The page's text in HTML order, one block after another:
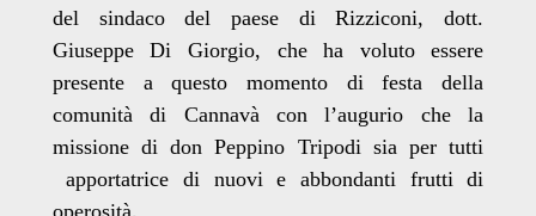
del sindaco del paese di Rizziconi, dott.
Giuseppe Di Giorgio, che ha voluto essere
presente a questo momento di festa della
comunità di Cannavà con l’augurio che la
missione di don Peppino Tripodi sia per tutti
apportatrice di nuovi e abbondanti frutti di